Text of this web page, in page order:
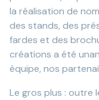
la réalisation de
des stands, des
fardes et des
créations a été
équipe, nos
Le gros plus : outre